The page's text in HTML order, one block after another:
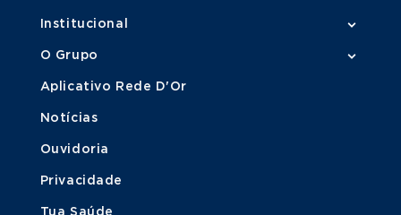
Institucional
O Grupo
Aplicativo Rede D'Or
Notícias
Ouvidoria
Privacidade
Tua Saúde